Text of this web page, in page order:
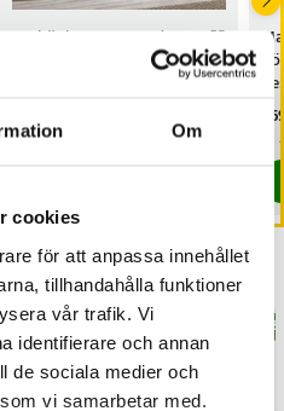
Om
cookies
för att anpassa innehållet
tillhandahålla funktioner
vår trafik. Vi
identifierare och annan
de sociala medier och
vi samarbetar med.
TV-bänk 120 cm med 4
hyllor – Rustik brun
Pris
1 099 kr
I lager, levereras inom 1-2 vardagar